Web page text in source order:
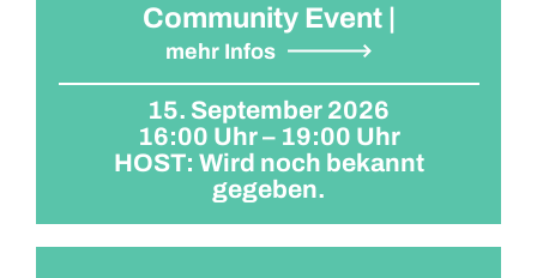
Community Event |
mehr Infos
15. September 2026
16:00 Uhr – 19:00 Uhr
HOST: Wird noch bekannt
gegeben.